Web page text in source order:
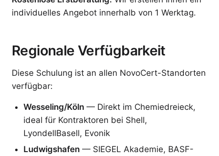
individuelles Angebot innerhalb von 1 Werktag.
Regionale Verfügbarkeit
Diese Schulung ist an allen NovoCert-Standorten
verfügbar:
Wesseling/Köln — Direkt im Chemiedreieck,
ideal für Kontraktoren bei Shell,
LyondellBasell, Evonik
Ludwigshafen — SIEGEL Akademie, BASF-